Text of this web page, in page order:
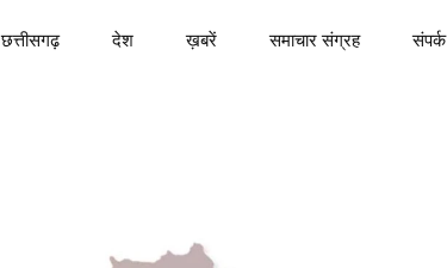
छत्तीसगढ़ देश ख़बरें समाचार संग्रह संपर्क